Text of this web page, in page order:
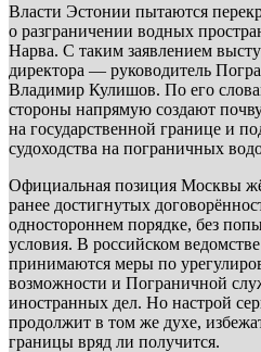
Власти Эстонии пытаются
о разграничении водных
Нарва. С таким заявлением
директора — руководитель
Владимир Кулишов. По его
стороны напрямую создают
на государственной границе и
судоходства на пограничных
Официальная позиция Москвы
ранее достигнутых
одностороннем порядке, без
условия. В российском
принимаются меры по
возможности и Пограничной
иностранных дел. Но настрой
продолжит в том же духе,
границы вряд ли получится.